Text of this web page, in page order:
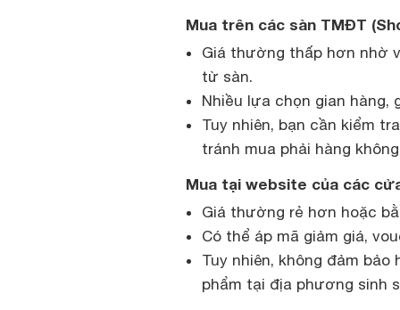
Mua trên các sàn TMĐT
Giá thường thấp hơn nhờ
từ sàn.
Nhiều lựa chọn gian
Tuy nhiên, bạn cần kiểm
tránh mua phải hàng
Mua tại website của các
Giá thường rẻ hơn hoặc
Có thể áp mã giảm giá,
Tuy nhiên, không đảm
phẩm tại địa phương sinh